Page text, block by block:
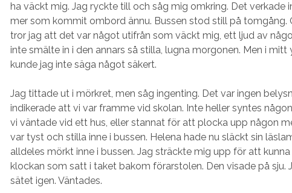
ha väckt mig. Jag ryckte till och såg mig omkring. Det verkade
mer som kommit ombord ännu. Bussen stod still på tomgång.
tror jag att det var något utifrån som väckt mig, ett ljud av
inte smälte in i den annars så stilla, lugna morgonen. Men i
kunde jag inte säga något säkert.
Jag tittade ut i mörkret, men såg ingenting. Det var ingen
indikerade att vi var framme vid skolan. Inte heller syntes
vi väntade vid ett hus, eller stannat för att plocka upp någon
var tyst och stilla inne i bussen. Helena hade nu släckt sin
alldeles mörkt inne i bussen. Jag sträckte mig upp för att
klockan som satt i taket bakom förarstolen. Den visade på sju.
sätet igen. Väntades.